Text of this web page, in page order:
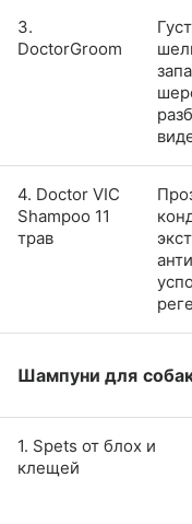
3.
DoctorGroom
4. Doctor VIC
Shampoo 11
трав
Шампуни для
1. Spets от блох и
клещей